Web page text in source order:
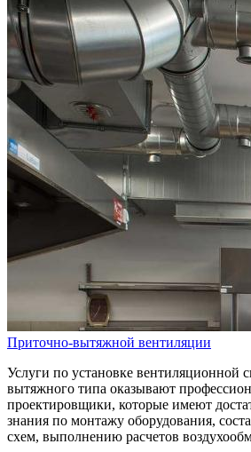
Приточно-вытяжной вентиляции
Услуги по установке вентиляционной
вытяжного типа оказывают
проектировщики, которые имеют
знания по монтажу оборудования,
схем, выполнению расчетов